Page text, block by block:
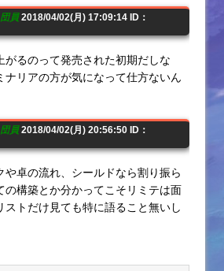
員2018/04/02(月) 17:09:14 ID：
がるのって発売された初期だしな
ナリアの方が気になって仕方ないん
員2018/04/02(月) 20:56:50 ID：
や卓の流れ、シールドなら割り振ら
の構築とか分かってこそリミテは面
ストだけ見ても特に語ること無いし